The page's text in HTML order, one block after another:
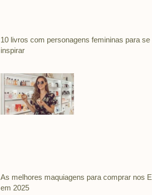
10 livros com personagens femininas para se
inspirar
As melhores maquiagens para comprar nos
em 2025